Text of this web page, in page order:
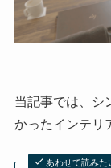
当記事では、シ
かったインテリ
あわせて読みた